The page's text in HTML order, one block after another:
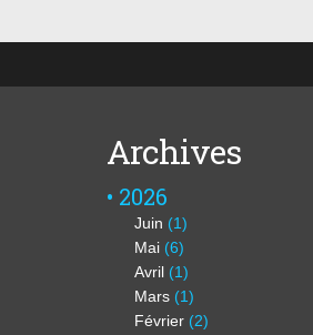
Archives
2026
Juin (1)
Mai (6)
Avril (1)
Mars (1)
Février (2)